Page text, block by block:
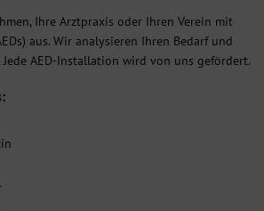
Ihre Arztpraxis oder Ihren Verein mit
aus. Wir analysieren Ihren Bedarf und
AED-Installation wird von uns gefördert.